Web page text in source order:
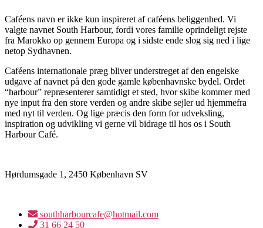
Caféens navn er ikke kun inspireret af caféens beliggenhed. Vi
valgte navnet South Harbour, fordi vores familie oprindeligt rejste
fra Marokko op gennem Europa og i sidste ende slog sig ned i lige
netop Sydhavnen.
Caféens internationale præg bliver understreget af den engelske
udgave af navnet på den gode gamle københavnske bydel. Ordet
“harbour” repræsenterer samtidigt et sted, hvor skibe kommer med
nye input fra den store verden og andre skibe sejler ud hjemmefra
med nyt til verden. Og lige præcis den form for udveksling,
inspiration og udvikling vi gerne vil bidrage til hos os i South
Harbour Café.
Hørdumsgade 1, 2450 København SV
southharbourcafe@hotmail.com
31 66 24 50